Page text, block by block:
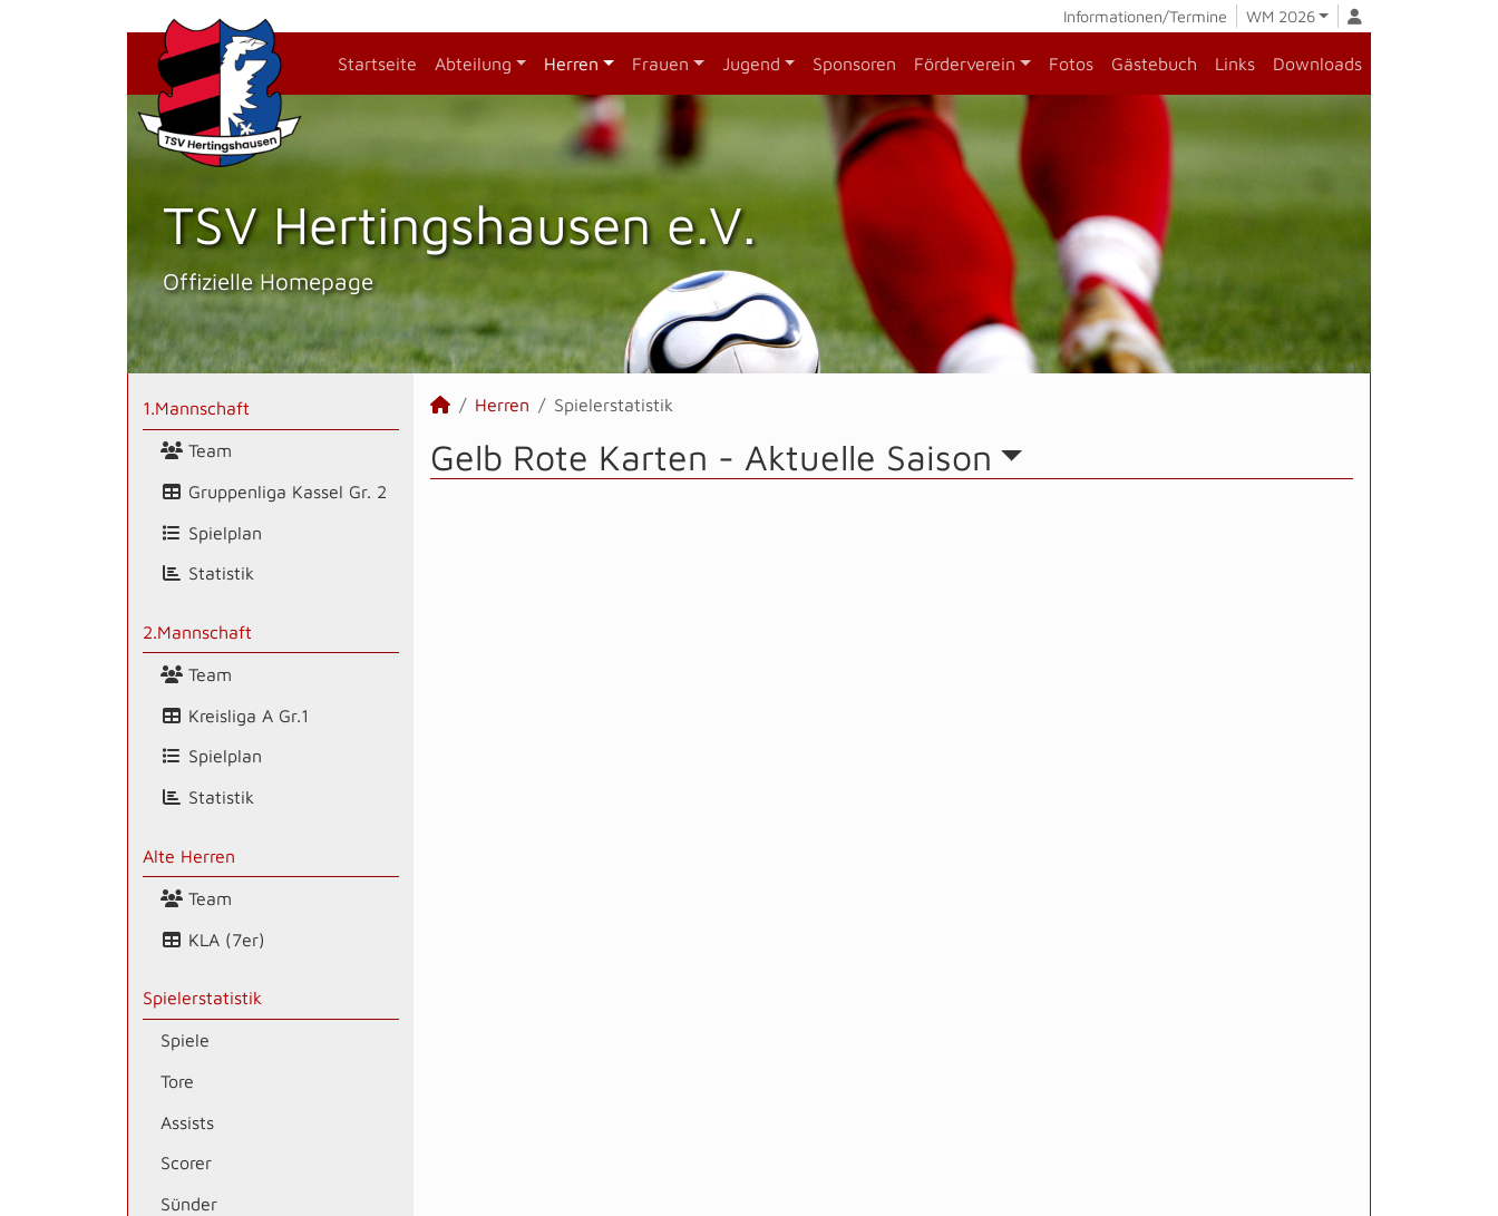
Informationen/Termine WM 2026
Startseite Abteilung Herren Frauen Jugend Sponsoren Förderverein Fotos Gästebuch Links Downloads
TSV Hertings­hausen e.V.
Offizielle Homepage
1.Mannschaft
Team
Gruppenliga Kassel Gr. 2
Spielplan
Statistik
2.Mannschaft
Team
Kreisliga A Gr.1
Spielplan
Statistik
Alte Herren
Team
KLA (7er)
Spielerstatistik
Spiele
Tore
Assists
Scorer
Sünder
Herren Spielerstatistik
Gelb Rote Karten - Aktuelle Saison